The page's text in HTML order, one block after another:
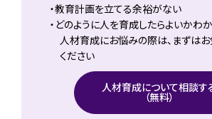
・教育計画を立てる余裕がない
・どのように人を育成したらよいかわか
人材育成にお悩みの際は、まずは
ください
人材育成について相談す
（無料）